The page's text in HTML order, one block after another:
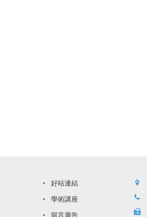
好站連結
學術講座
留言廣告